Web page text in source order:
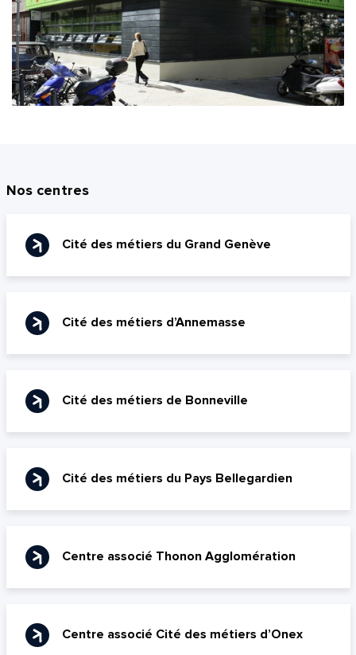
Nos centres
Cité des métiers du Grand Genève
Cité des métiers d’Annemasse
Cité des métiers de Bonneville
Cité des métiers du Pays Bellegardien
Centre associé Thonon Agglomération
Centre associé Cité des métiers d’Onex
Quelle est la pertinence de cette page?